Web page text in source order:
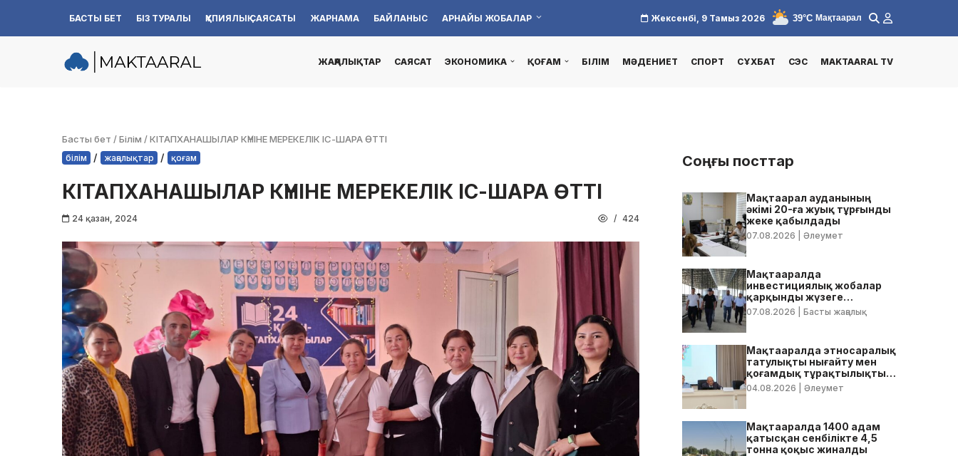
Skip
БАСТЫ БЕТ БІЗ ТУРАЛЫ ҚҰПИЯЛЫҚ САЯСАТЫ ЖАРНАМА БАЙЛАНЫС АРНАЙЫ ЖОБАЛАР Жексенбі, 9 Тамыз 2026 39°C Мақтаарал
ЖАҢАЛЫҚТАР САЯСАТ ЭКОНОМИКА ҚОҒАМ БІЛІМ МӘДЕНИЕТ СПОРТ СҰХБАТ СЭС MAKTAARAL TV
Басты бет /Білім /КІТАПХАНАШЫЛАР КҮНІНЕ МЕРЕКЕЛІК ІС-ШАРА ӨТТІ
білім / жаңалықтар / қоғам
КІТАПХАНАШЫЛАР КҮНІНЕ МЕРЕКЕЛІК ІС-ШАРА ӨТТІ
24 қазан, 2024 424
Соңғы посттар
Мақтаарал ауданының
әкімі 20-ға жуық тұрғынды
жеке қабылдады
07.08.2026 | Әлеумет
Мақтааралда
инвестициялық жобалар
қарқынды жүзеге
асырылуда
07.08.2026 | Басты жаңалық
Мақтааралда этносаралық
татулықты нығайту мен
қоғамдық тұрақтылықты
қамтамасыз ету бойынша
жедел кеңес өтті
04.08.2026 | Әлеумет
Мақтааралда 1400 адам
қатысқан сенбілікте 4,5
тонна қоқыс жиналды